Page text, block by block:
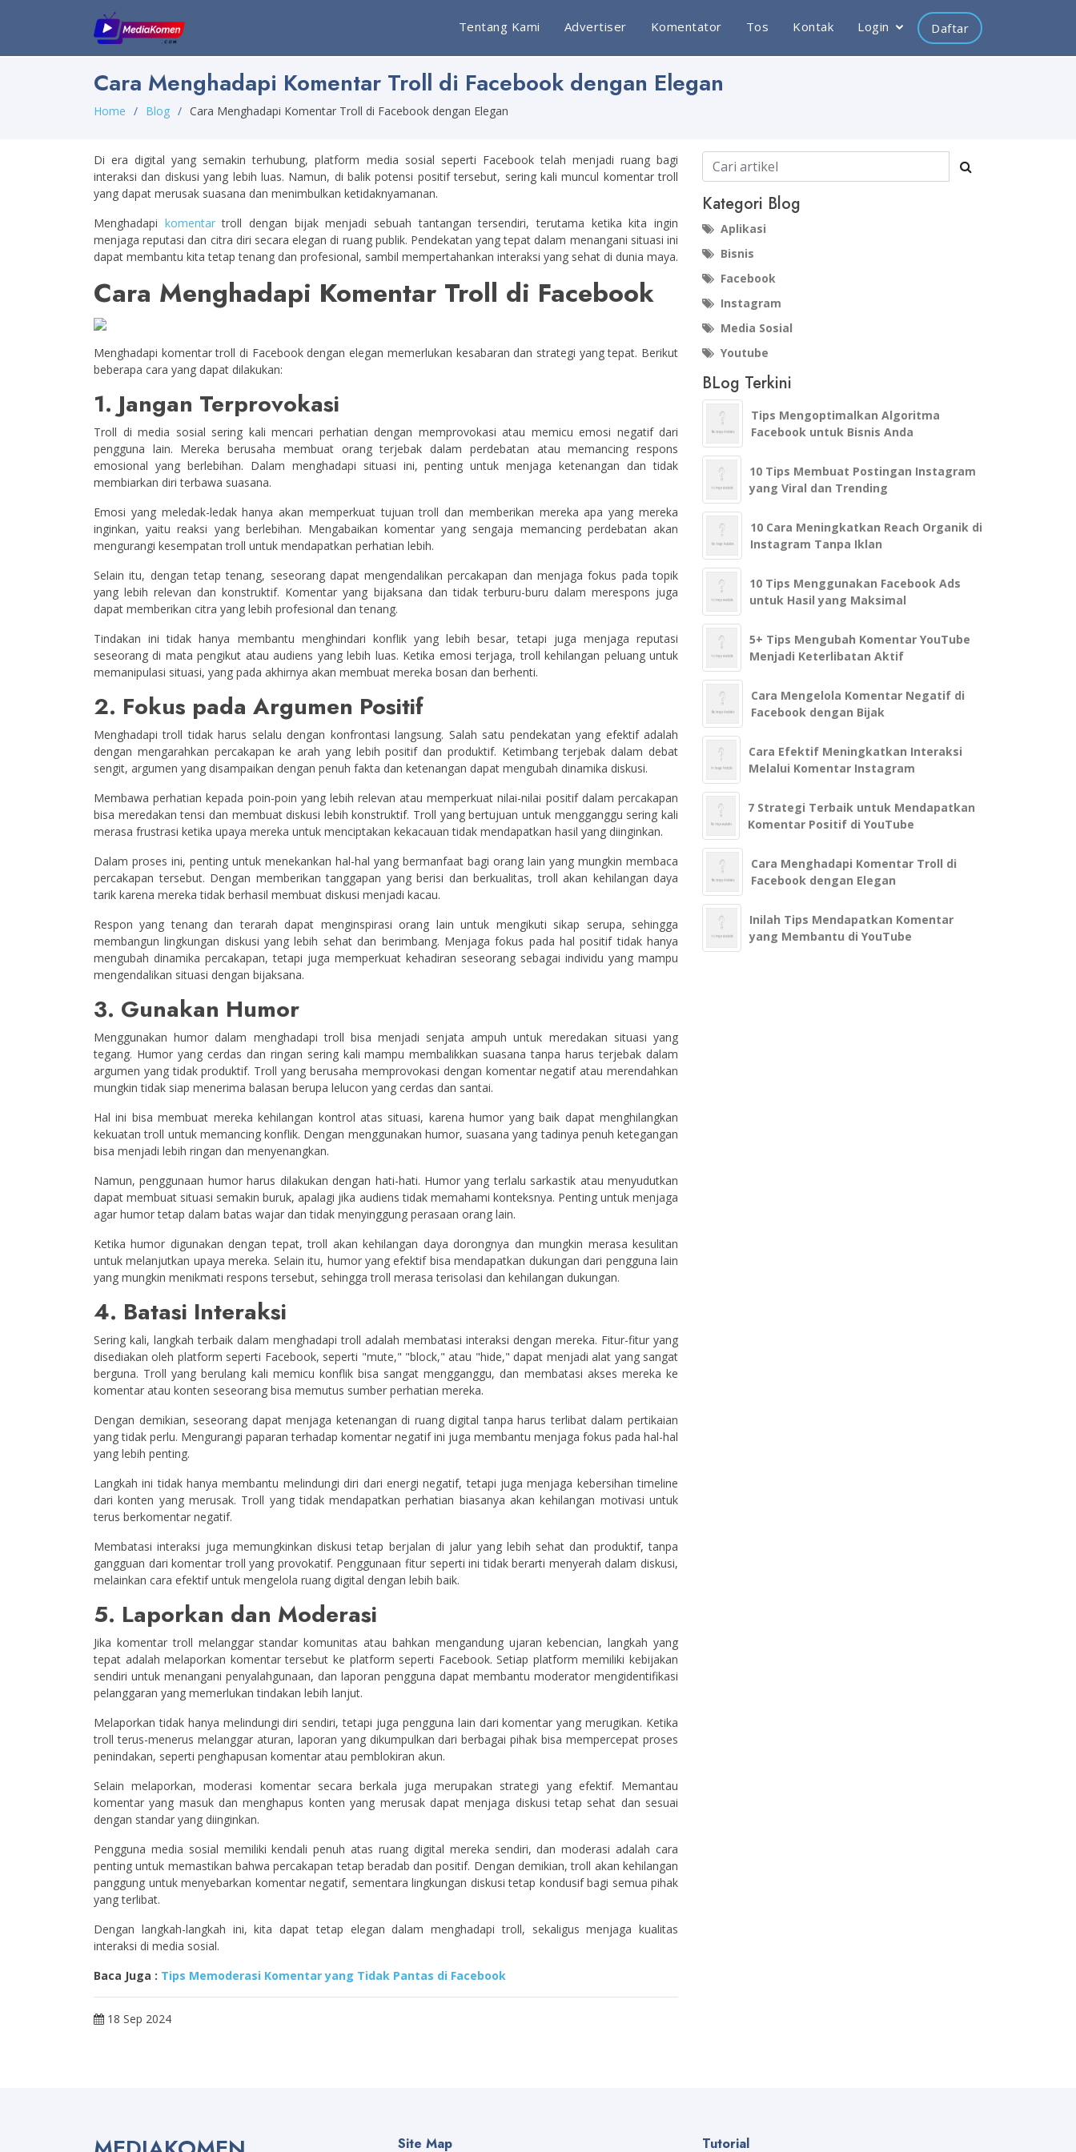
Tentang Kami Advertiser Komentator Tos Kontak Login Daftar
Cara Menghadapi Komentar Troll di Facebook dengan Elegan
Home Blog Cara Menghadapi Komentar Troll di Facebook dengan Elegan
Di era digital yang semakin terhubung, platform media sosial seperti Facebook telah menjadi ruang bagi
interaksi dan diskusi yang lebih luas. Namun, di balik potensi positif tersebut, sering kali muncul komentar troll
yang dapat merusak suasana dan menimbulkan ketidaknyamanan.
Menghadapi komentartroll dengan bijak menjadi sebuah tantangan tersendiri, terutama ketika kita ingin
menjaga reputasi dan citra diri secara elegan di ruang publik. Pendekatan yang tepat dalam menangani situasi ini
dapat membantu kita tetap tenang dan profesional, sambil mempertahankan interaksi yang sehat di dunia maya.
Cara Menghadapi Komentar Troll di Facebook
Menghadapi komentar troll di Facebook dengan elegan memerlukan kesabaran dan strategi yang tepat. Berikut
beberapa cara yang dapat dilakukan:
1. Jangan Terprovokasi
Troll di media sosial sering kali mencari perhatian dengan memprovokasi atau memicu emosi negatif dari
pengguna lain. Mereka berusaha membuat orang terjebak dalam perdebatan atau memancing respons
emosional yang berlebihan. Dalam menghadapi situasi ini, penting untuk menjaga ketenangan dan tidak
membiarkan diri terbawa suasana.
Emosi yang meledak-ledak hanya akan memperkuat tujuan troll dan memberikan mereka apa yang mereka
inginkan, yaitu reaksi yang berlebihan. Mengabaikan komentar yang sengaja memancing perdebatan akan
mengurangi kesempatan troll untuk mendapatkan perhatian lebih.
Selain itu, dengan tetap tenang, seseorang dapat mengendalikan percakapan dan menjaga fokus pada topik
yang lebih relevan dan konstruktif. Komentar yang bijaksana dan tidak terburu-buru dalam merespons juga
dapat memberikan citra yang lebih profesional dan tenang.
Tindakan ini tidak hanya membantu menghindari konflik yang lebih besar, tetapi juga menjaga reputasi
seseorang di mata pengikut atau audiens yang lebih luas. Ketika emosi terjaga, troll kehilangan peluang untuk
memanipulasi situasi, yang pada akhirnya akan membuat mereka bosan dan berhenti.
2. Fokus pada Argumen Positif
Menghadapi troll tidak harus selalu dengan konfrontasi langsung. Salah satu pendekatan yang efektif adalah
dengan mengarahkan percakapan ke arah yang lebih positif dan produktif. Ketimbang terjebak dalam debat
sengit, argumen yang disampaikan dengan penuh fakta dan ketenangan dapat mengubah dinamika diskusi.
Membawa perhatian kepada poin-poin yang lebih relevan atau memperkuat nilai-nilai positif dalam percakapan
bisa meredakan tensi dan membuat diskusi lebih konstruktif. Troll yang bertujuan untuk mengganggu sering kali
merasa frustrasi ketika upaya mereka untuk menciptakan kekacauan tidak mendapatkan hasil yang diinginkan.
Dalam proses ini, penting untuk menekankan hal-hal yang bermanfaat bagi orang lain yang mungkin membaca
percakapan tersebut. Dengan memberikan tanggapan yang berisi dan berkualitas, troll akan kehilangan daya
tarik karena mereka tidak berhasil membuat diskusi menjadi kacau.
Respon yang tenang dan terarah dapat menginspirasi orang lain untuk mengikuti sikap serupa, sehingga
membangun lingkungan diskusi yang lebih sehat dan berimbang. Menjaga fokus pada hal positif tidak hanya
mengubah dinamika percakapan, tetapi juga memperkuat kehadiran seseorang sebagai individu yang mampu
mengendalikan situasi dengan bijaksana.
3. Gunakan Humor
Menggunakan humor dalam menghadapi troll bisa menjadi senjata ampuh untuk meredakan situasi yang
tegang. Humor yang cerdas dan ringan sering kali mampu membalikkan suasana tanpa harus terjebak dalam
argumen yang tidak produktif. Troll yang berusaha memprovokasi dengan komentar negatif atau merendahkan
mungkin tidak siap menerima balasan berupa lelucon yang cerdas dan santai.
Hal ini bisa membuat mereka kehilangan kontrol atas situasi, karena humor yang baik dapat menghilangkan
kekuatan troll untuk memancing konflik. Dengan menggunakan humor, suasana yang tadinya penuh ketegangan
bisa menjadi lebih ringan dan menyenangkan.
Namun, penggunaan humor harus dilakukan dengan hati-hati. Humor yang terlalu sarkastik atau menyudutkan
dapat membuat situasi semakin buruk, apalagi jika audiens tidak memahami konteksnya. Penting untuk menjaga
agar humor tetap dalam batas wajar dan tidak menyinggung perasaan orang lain.
Ketika humor digunakan dengan tepat, troll akan kehilangan daya dorongnya dan mungkin merasa kesulitan
untuk melanjutkan upaya mereka. Selain itu, humor yang efektif bisa mendapatkan dukungan dari pengguna lain
yang mungkin menikmati respons tersebut, sehingga troll merasa terisolasi dan kehilangan dukungan.
4. Batasi Interaksi
Sering kali, langkah terbaik dalam menghadapi troll adalah membatasi interaksi dengan mereka. Fitur-fitur yang
disediakan oleh platform seperti Facebook, seperti "mute," "block," atau "hide," dapat menjadi alat yang sangat
berguna. Troll yang berulang kali memicu konflik bisa sangat mengganggu, dan membatasi akses mereka ke
komentar atau konten seseorang bisa memutus sumber perhatian mereka.
Dengan demikian, seseorang dapat menjaga ketenangan di ruang digital tanpa harus terlibat dalam pertikaian
yang tidak perlu. Mengurangi paparan terhadap komentar negatif ini juga membantu menjaga fokus pada hal-hal
yang lebih penting.
Langkah ini tidak hanya membantu melindungi diri dari energi negatif, tetapi juga menjaga kebersihan timeline
dari konten yang merusak. Troll yang tidak mendapatkan perhatian biasanya akan kehilangan motivasi untuk
terus berkomentar negatif.
Membatasi interaksi juga memungkinkan diskusi tetap berjalan di jalur yang lebih sehat dan produktif, tanpa
gangguan dari komentar troll yang provokatif. Penggunaan fitur seperti ini tidak berarti menyerah dalam diskusi,
melainkan cara efektif untuk mengelola ruang digital dengan lebih baik.
5. Laporkan dan Moderasi
Jika komentar troll melanggar standar komunitas atau bahkan mengandung ujaran kebencian, langkah yang
tepat adalah melaporkan komentar tersebut ke platform seperti Facebook. Setiap platform memiliki kebijakan
sendiri untuk menangani penyalahgunaan, dan laporan pengguna dapat membantu moderator mengidentifikasi
pelanggaran yang memerlukan tindakan lebih lanjut.
Melaporkan tidak hanya melindungi diri sendiri, tetapi juga pengguna lain dari komentar yang merugikan. Ketika
troll terus-menerus melanggar aturan, laporan yang dikumpulkan dari berbagai pihak bisa mempercepat proses
penindakan, seperti penghapusan komentar atau pemblokiran akun.
Selain melaporkan, moderasi komentar secara berkala juga merupakan strategi yang efektif. Memantau
komentar yang masuk dan menghapus konten yang merusak dapat menjaga diskusi tetap sehat dan sesuai
dengan standar yang diinginkan.
Pengguna media sosial memiliki kendali penuh atas ruang digital mereka sendiri, dan moderasi adalah cara
penting untuk memastikan bahwa percakapan tetap beradab dan positif. Dengan demikian, troll akan kehilangan
panggung untuk menyebarkan komentar negatif, sementara lingkungan diskusi tetap kondusif bagi semua pihak
yang terlibat.
Dengan langkah-langkah ini, kita dapat tetap elegan dalam menghadapi troll, sekaligus menjaga kualitas
interaksi di media sosial.
Baca Juga : Tips Memoderasi Komentar yang Tidak Pantas di Facebook
18 Sep 2024
Kategori Blog
Aplikasi
Bisnis
Facebook
Instagram
Media Sosial
Youtube
BLog Terkini
Tips Mengoptimalkan Algoritma
Facebook untuk Bisnis Anda
10 Tips Membuat Postingan Instagram
yang Viral dan Trending
10 Cara Meningkatkan Reach Organik di
Instagram Tanpa Iklan
10 Tips Menggunakan Facebook Ads
untuk Hasil yang Maksimal
5+ Tips Mengubah Komentar YouTube
Menjadi Keterlibatan Aktif
Cara Mengelola Komentar Negatif di
Facebook dengan Bijak
Cara Efektif Meningkatkan Interaksi
Melalui Komentar Instagram
7 Strategi Terbaik untuk Mendapatkan
Komentar Positif di YouTube
Cara Menghadapi Komentar Troll di
Facebook dengan Elegan
Inilah Tips Mendapatkan Komentar
yang Membantu di YouTube
Site Map Tutorial